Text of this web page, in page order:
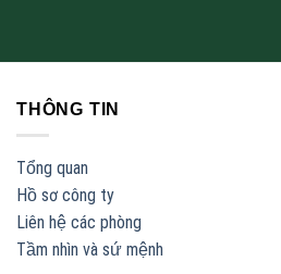
THÔNG TIN
Tổng quan
Hồ sơ công ty
Liên hệ các phòng
Tầm nhìn và sứ mệnh